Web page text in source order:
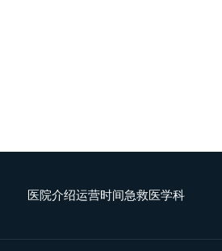
医院介绍运营时间急救医学科